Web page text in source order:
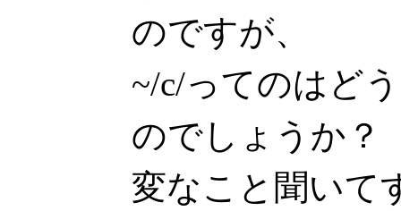
のですが、
~/c/ってのはど
のでしょうか？
変なこと聞いて